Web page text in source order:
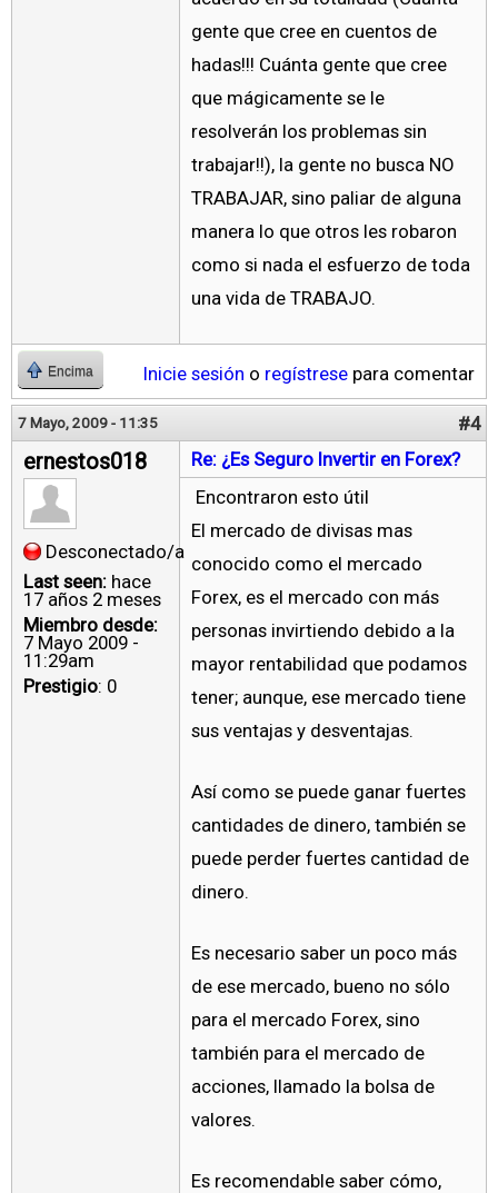
gente que cree en cuentos de
hadas!!! Cuánta gente que cree
que mágicamente se le
resolverán los problemas sin
trabajar!!), la gente no busca NO
TRABAJAR, sino paliar de alguna
manera lo que otros les robaron
como si nada el esfuerzo de toda
una vida de TRABAJO.
Encima Inicie sesión o regístrese para comentar
7 Mayo, 2009 - 11:35 #4
ernestos018
Desconectado/a
Last seen: hace
17 años 2 meses
Miembro desde:
7 Mayo 2009 -
11:29am
Prestigio: 0
Re: ¿Es Seguro Invertir en Forex?
Encontraron esto útil
El mercado de divisas mas
conocido como el mercado
Forex, es el mercado con más
personas invirtiendo debido a la
mayor rentabilidad que podamos
tener; aunque, ese mercado tiene
sus ventajas y desventajas.
Así como se puede ganar fuertes
cantidades de dinero, también se
puede perder fuertes cantidad de
dinero.
Es necesario saber un poco más
de ese mercado, bueno no sólo
para el mercado Forex, sino
también para el mercado de
acciones, llamado la bolsa de
valores.
Es recomendable saber cómo,